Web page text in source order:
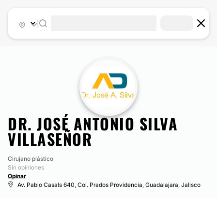
DR. JOSÉ ANTONIO SILVA
VILLASEÑOR
Cirujano plástico
Sin opiniones
Opinar
Av. Pablo Casals 640, Col. Prados Providencia, Guadalajara, Jalisco